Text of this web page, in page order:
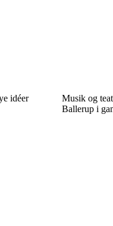
idéer
Musik og
Ballerup i